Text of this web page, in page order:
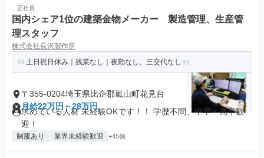
正社員
国内シェア1位の建築金物メーカー 製造管理、生産管
理スタッフ
株式会社長沢製作所
土日祝日休み｜残業なし｜夜勤なし、三交代なし
〒355-0204埼玉県比企郡嵐山町花見台
月給22万円～28万円
求めている人材 未経験OKです！！ 学歴不問、中卒・高卒歓
迎！
制服あり 業界未経験歓迎 +45個